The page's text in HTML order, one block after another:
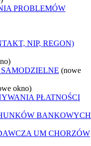
PROBLEMÓW
NIP, REGON)
(nowe
okno)
PŁATNOŚCI
BANKOWYCH
UM CHORZÓW